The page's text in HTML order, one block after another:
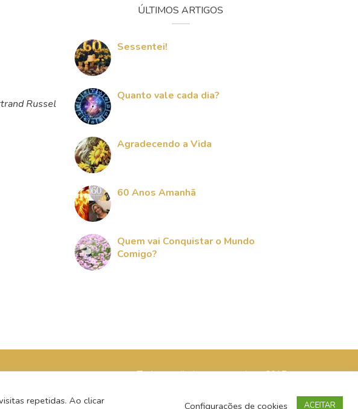
Russel
ÚLTIMOS ARTIGOS
Sessentei!
Quanto vale cada dia?
Agradecendo a Vida
60 Anos Amanhã
Quem vai Conquistar o Mundo
Comigo?
Todos os direitos reservados - 2017
repetidas. Ao clicar
Configurações de cookies ACEITAR